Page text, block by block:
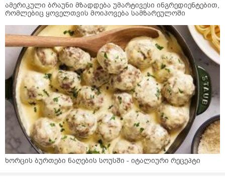
ამერიკული ბრაუნი მზადდება უმარტივესი ინგრედიენტებით,
რომლებიც ყოველთვის მოიპოვება სამზარეულოში
ხორცის ბურთები ნაღების სოუსში - იტალიური რეცეპტი